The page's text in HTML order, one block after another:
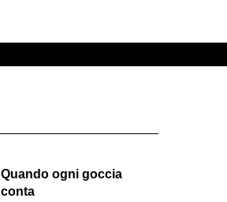
Quando ogni goccia
conta